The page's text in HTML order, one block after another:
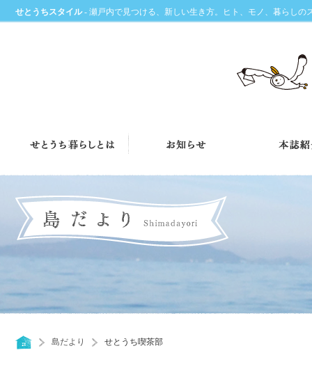
せとうちスタイル - 瀬戸内で見つける、新しい生き方。ヒト、モノ、暮らしの
島だより せとうち喫茶部